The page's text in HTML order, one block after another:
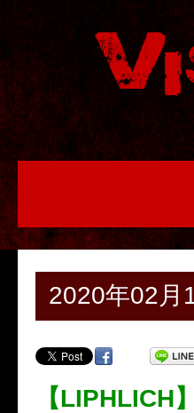
2020年02月
【LIPHLICH